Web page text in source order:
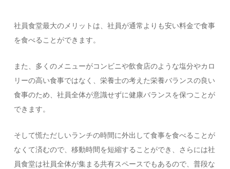
社員食堂最大のメリットは、社員が通常よりも安い料金で食事
を食べることができます。
また、多くのメニューがコンビニや飲食店のような塩分やカロ
リーの高い食事ではなく、栄養士の考えた栄養バランスの良い
食事のため、社員全体が意識せずに健康バランスを保つことが
できます。
そして慌ただしいランチの時間に外出して食事を食べることが
なくて済むので、移動時間を短縮することができ、さらには社
員食堂は社員全体が集まる共有スペースでもあるので、普段な